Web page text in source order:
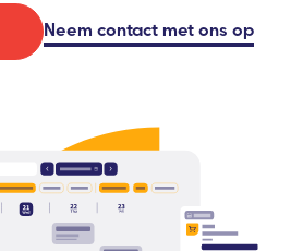
Neem contact met ons op